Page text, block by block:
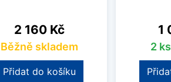
Cena
2 160 Kč
Běžně skladem
Přidat do košíku
1
2